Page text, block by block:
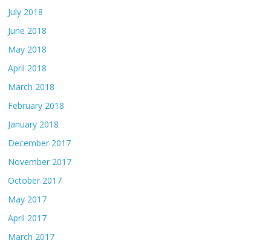
July 2018
June 2018
May 2018
April 2018
March 2018
February 2018
January 2018
December 2017
November 2017
October 2017
May 2017
April 2017
March 2017